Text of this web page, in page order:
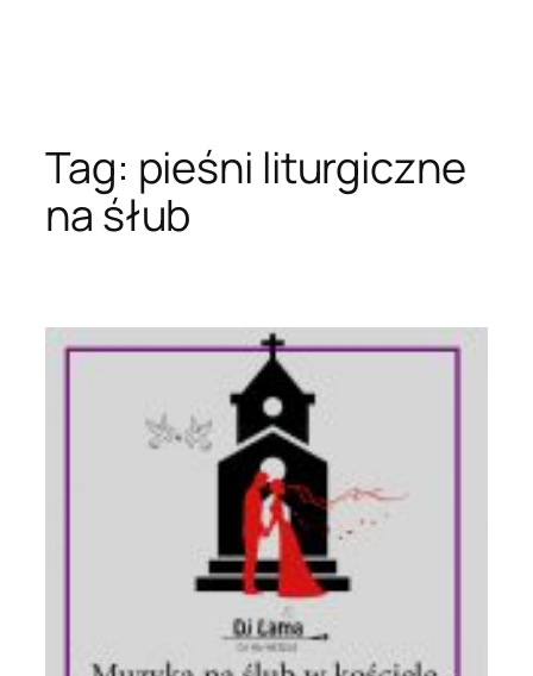
Tag: pieśni liturgiczne
na śłub